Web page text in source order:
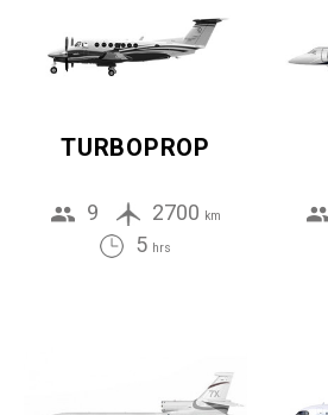
TURBOPROP
9 2700 km
5 hrs